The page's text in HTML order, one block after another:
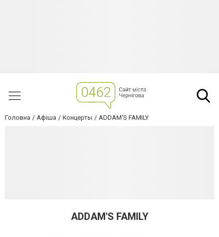
Головна Афіша Концерты ADDAM'S FAMILY
ADDAM'S FAMILY